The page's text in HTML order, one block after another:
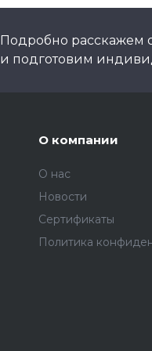
Подробно расскажем
и подготовим
О компании
О нас
Новости
Сертификаты
Политика